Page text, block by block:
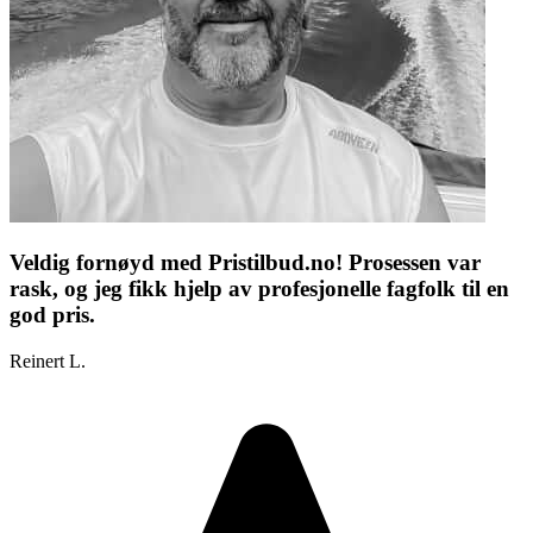
Veldig fornøyd med Pristilbud.no! Prosessen var
rask, og jeg fikk hjelp av profesjonelle fagfolk til en
god pris.
Reinert L.